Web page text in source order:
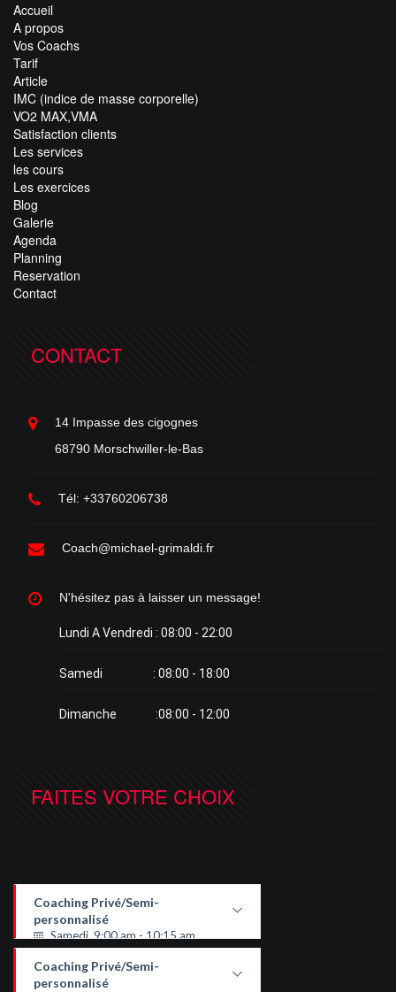
Accueil
A propos
Vos Coachs
Tarif
Article
IMC (indice de masse corporelle)
VO2 MAX,VMA
Satisfaction clients
Les services
les cours
Les exercices
Blog
Galerie
Agenda
Planning
Reservation
Contact
CONTACT
14 Impasse des cigognes
68790 Morschwiller-le-Bas
Tél: +33760206738
Coach@michael-grimaldi.fr
N'hésitez pas à laisser un message!
Lundi A Vendredi : 08:00 - 22:00
Samedi : 08:00 - 18:00
Dimanche :08:00 - 12:00
FAITES VOTRE CHOIX
Coaching Privé/Semi-
personnalisé
Samedi, 9:00 am - 10:15 am
Coaching Privé ou Semi-personnalisé
de une à trois personne
Coaching Privé/Semi-
personnalisé